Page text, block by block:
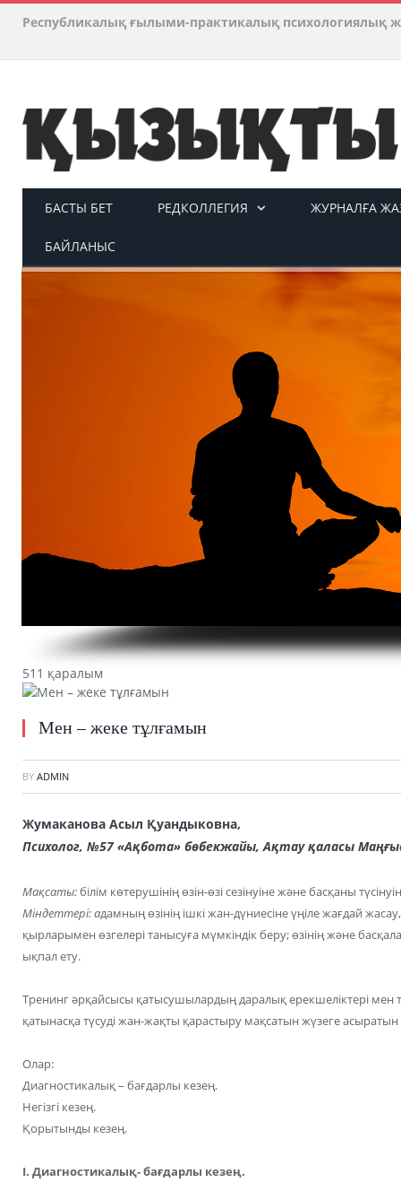
Республикалық ғылыми-практикалық психологиялық
БАСТЫ БЕТ РЕДКОЛЛЕГИЯ ЖУРНАЛҒА
БАЙЛАНЫС
511 қаралым
Мен – жеке тұлғамын
BY ADMIN
Жумаканова Асыл Қуандыковна,
Психолог, №57 «Ақбота» бөбекжайы, Ақтау қаласы
Мақсаты:білім көтерушінің өзін-өзі сезінуіне және басқаны
Міндеттері: адамның өзінің ішкі жан-дүниесіне үңіле жағдай жасау,
қырларымен өзгелері танысуға мүмкіндік беру; өзінің және
ықпал ету.
Тренинг әрқайсысы қатысушылардың даралық ерекшеліктері
қатынасқа түсуді жан-жақты қарастыру мақсатын жүзеге
Олар:
Диагностикалық – бағдарлы кезең.
Негізгі кезең.
Қорытынды кезең.
I. Диагностикалық- бағдарлы кезең.